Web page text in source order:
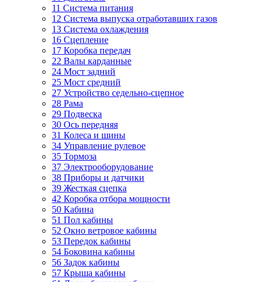
11 Система питания
12 Система выпуска отработавших газов
13 Система охлаждения
16 Сцепление
17 Коробка передач
22 Валы карданные
24 Мост задний
25 Мост средний
27 Устройство седельно-сцепное
28 Рама
29 Подвеска
30 Ось передняя
31 Колеса и шины
34 Управление рулевое
35 Тормоза
37 Электрооборудование
38 Приборы и датчики
39 Жесткая сцепка
42 Коробка отбора мощности
50 Кабина
51 Пол кабины
52 Окно ветровое кабины
53 Передок кабины
54 Боковина кабины
56 Задок кабины
57 Крыша кабины